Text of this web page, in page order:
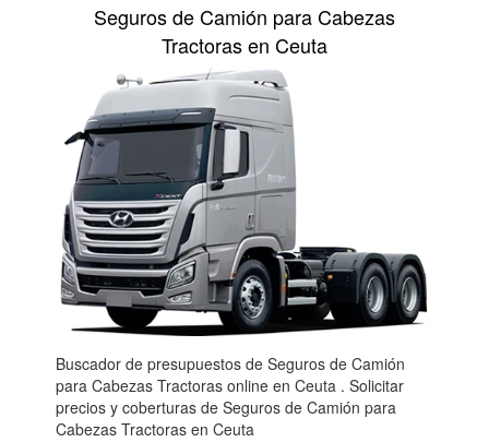
Seguros de Camión para Cabezas
Tractoras en Ceuta
Buscador de presupuestos de Seguros de Camión
para Cabezas Tractoras online en Ceuta . Solicitar
precios y coberturas de Seguros de Camión para
Cabezas Tractoras en Ceuta